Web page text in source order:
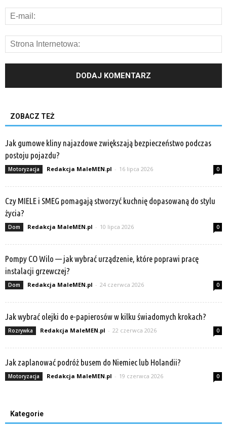
ZOBACZ TEŻ
Jak gumowe kliny najazdowe zwiększają bezpieczeństwo podczas
postoju pojazdu?
Motoryzacja Redakcja MaleMEN.pl - 16 lipca 2026 0
Czy MIELE i SMEG pomagają stworzyć kuchnię dopasowaną do stylu
życia?
Dom Redakcja MaleMEN.pl - 10 lipca 2026 0
Pompy CO Wilo — jak wybrać urządzenie, które poprawi pracę
instalacji grzewczej?
Dom Redakcja MaleMEN.pl - 24 czerwca 2026 0
Jak wybrać olejki do e-papierosów w kilku świadomych krokach?
Rozrywka Redakcja MaleMEN.pl - 22 czerwca 2026 0
Jak zaplanować podróż busem do Niemiec lub Holandii?
Motoryzacja Redakcja MaleMEN.pl - 19 czerwca 2026 0
Kategorie